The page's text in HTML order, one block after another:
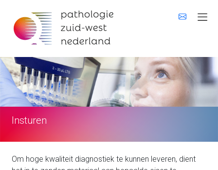
Insturen
Om hoge kwaliteit diagnostiek te kunnen leveren, dient